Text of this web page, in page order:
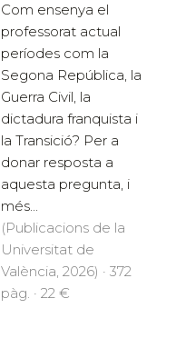
Com ensenya el
professorat actual
períodes com la
Segona República, la
Guerra Civil, la
dictadura franquista i
la Transició? Per a
donar resposta a
aquesta pregunta, i
més...
(Publicacions de la
Universitat de
València, 2026) · 372
pàg. · 22 €